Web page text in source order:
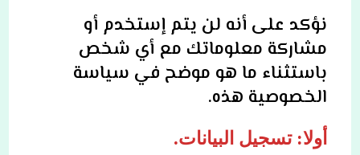
نؤكد على أنه لن يتم إستخدم أو
مشاركة معلوماتك مع أي شخص
باستثناء ما هو موضح في سياسة
الخصوصية هذه.
أولا: تسجيل البيانات.